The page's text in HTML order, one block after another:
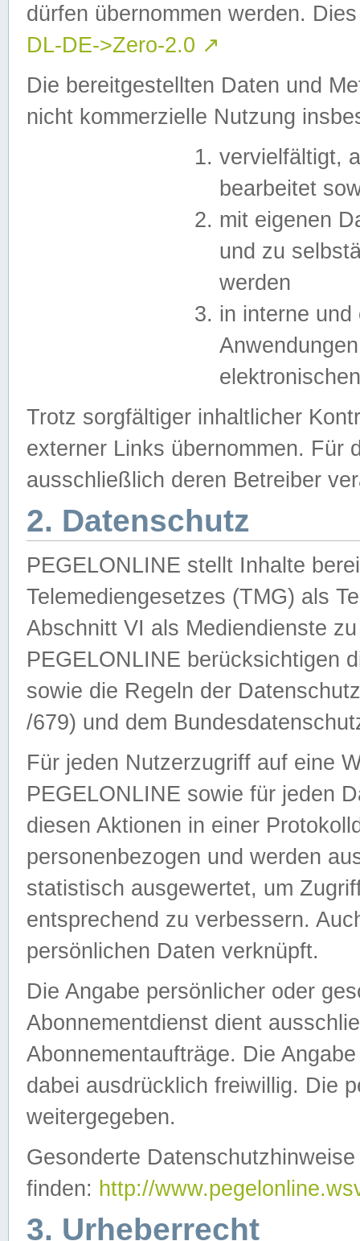
dürfen übernommen werden.
DL-DE->Zero-2.0 ↗
Die bereitgestellten Daten und
nicht kommerzielle Nutzung
vervielfältigt,
bearbeitet
mit eigenen
und zu
werden
in interne
Trotz sorgfältiger inhaltlicher
externer Links übernommen. Für
ausschließlich deren Betreiber
2. Datenschutz
PEGELONLINE stellt Inhalte
Telemediengesetzes (TMG) als
Abschnitt VI als Mediendienste
PEGELONLINE berücksichtigen
sowie die Regeln der
/679) und dem
Für jeden Nutzerzugriff auf eine
PEGELONLINE sowie für jeden
diesen Aktionen in einer
personenbezogen und werden
statistisch ausgewertet, um
entsprechend zu verbessern.
persönlichen Daten verknüpft.
Die Angabe persönlicher oder
Abonnementdienst dient
Abonnementaufträge. Die
dabei ausdrücklich freiwillig. Die
weitergegeben.
Gesonderte
finden: http://
3. Urheberrecht